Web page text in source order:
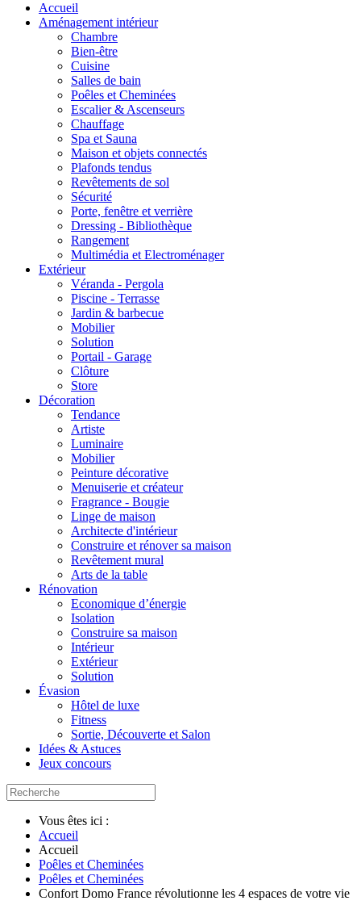
Accueil
Aménagement intérieur
Chambre
Bien-être
Cuisine
Salles de bain
Poêles et Cheminées
Escalier & Ascenseurs
Chauffage
Spa et Sauna
Maison et objets connectés
Plafonds tendus
Revêtements de sol
Sécurité
Porte, fenêtre et verrière
Dressing - Bibliothèque
Rangement
Multimédia et Electroménager
Extérieur
Véranda - Pergola
Piscine - Terrasse
Jardin & barbecue
Mobilier
Solution
Portail - Garage
Clôture
Store
Décoration
Tendance
Artiste
Luminaire
Mobilier
Peinture décorative
Menuiserie et créateur
Fragrance - Bougie
Linge de maison
Architecte d'intérieur
Construire et rénover sa maison
Revêtement mural
Arts de la table
Rénovation
Economique d’énergie
Isolation
Construire sa maison
Intérieur
Extérieur
Solution
Évasion
Hôtel de luxe
Fitness
Sortie, Découverte et Salon
Idées & Astuces
Jeux concours
Vous êtes ici :
Accueil
Accueil
Poêles et Cheminées
Poêles et Cheminées
Confort Domo France révolutionne les 4 espaces de votre vie